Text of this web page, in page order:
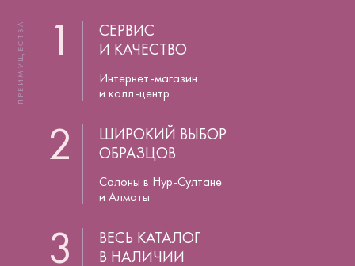
ПРЕИМУЩЕСТВА 1
СЕРВИС
И КАЧЕСТВО
Интернет-магазин
и колл-центр
2
ШИРОКИЙ ВЫБОР
ОБРАЗЦОВ
Салоны в Нур-Султане
и Алматы
3
ВЕСЬ КАТАЛОГ
В НАЛИЧИИ